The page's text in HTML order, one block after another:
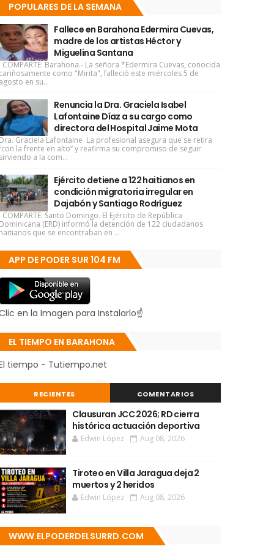
POPULARES DE LA SEMANA
Fallece en Barahona Edermira Cuevas,
madre de los artistas Héctor y
Miguelina Santana
Barahona.- La señora *Edermira Cuevas, conocida
como "Mirita", falleció este miércoles 5 de
en su...
Renuncia la Dra. Graciela Isabel
Lafontaine Díaz a su cargo como
directora del Hospital Jaime Mota
Graciela Lafontaine La profesional asegura que se retira
la frente en alto” y reafirma su compromiso de seguir
a la com...
Ejército detiene a 122 haitianos en
condición migratoria irregular en
Dajabón y Santiago Rodríguez
Santo Domingo. El Ejército de República
(ERD) informó la detención de 122 ciudadanos
que se encontraban en ...
APP DE PODER SUR 104 FM
en la Imagen para Instalarlo☝
EL TIEMPO EN BARAHONA
tiempo - Tutiempo.net
RECIENTES COMENTARIOS
Clausuran JCC 2026; RD cierra
histórica actuación deportiva
Edwin López Aug 08, 2026
Tiroteo en Villa Jaragua deja 2
muertos y 2 heridos
Edwin López Aug 08, 2026
WWW.ELPODERDELSURRD.COM